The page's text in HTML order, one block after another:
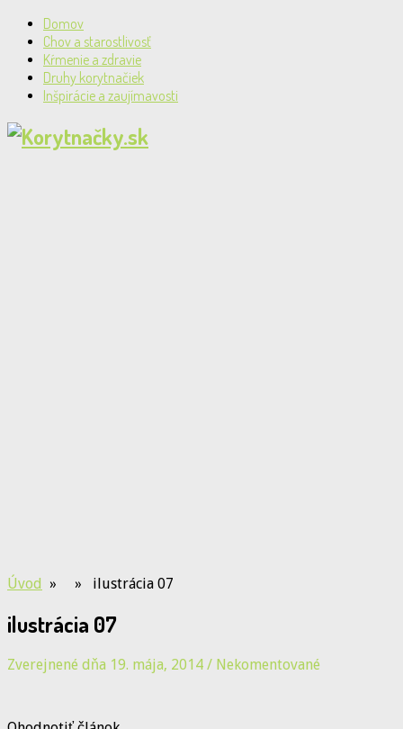
Domov
Chov a starostlivosť
Kŕmenie a zdravie
Druhy korytnačiek
Inšpirácie a zaujímavosti
Úvod » » ilustrácia 07
ilustrácia 07
Zverejnené dňa 19. mája, 2014 / Nekomentované